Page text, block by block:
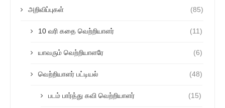
அறிவிப்புகள் (85)
10 வரி கதை வெற்றியாளர் (11)
யாவரும் வெற்றியாளரே (6)
வெற்றியாளர் பட்டியல் (48)
படம் பார்த்து கவி வெற்றியாளர் (15)